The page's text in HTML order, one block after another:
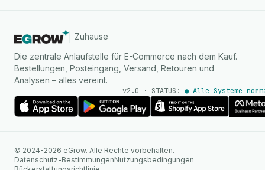
Zuhause
Die zentrale Anlaufstelle für E-Commerce nach dem Kauf.
Bestellungen, Posteingang, Versand, Retouren und
Analysen – alles vereint.
v2.0 · STATUS: ● Alle Systeme
© 2024-2026 eGrow. Alle Rechte vorbehalten.
Datenschutz-BestimmungenNutzungsbedingungen
Sofortige Antworten auf
WhatsApp